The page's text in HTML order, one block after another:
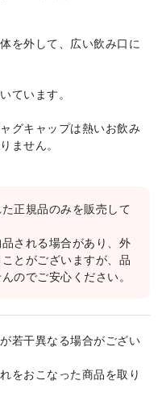
を外して、広い飲み口に
ています。
グキャップは熱いお飲み
ません。
正規品のみを販売して
される場合があり、外
とがございますが、品
のでご安心ください。
若干異なる場合がござい
をおこなった商品を取り